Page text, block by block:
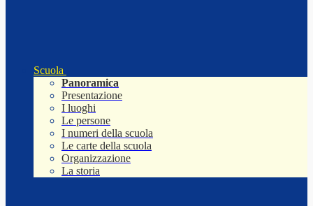
Scuola
Panoramica
Presentazione
I luoghi
Le persone
I numeri della scuola
Le carte della scuola
Organizzazione
La storia